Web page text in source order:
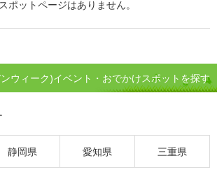
ポットページはありません。
ウィーク)イベント・おでかけスポットを探す
静岡県 愛知県 三重県